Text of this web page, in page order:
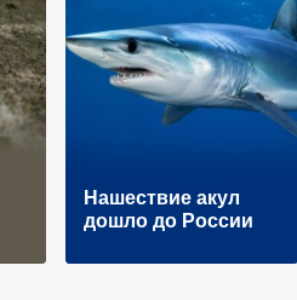
Нашествие акул
дошло до России